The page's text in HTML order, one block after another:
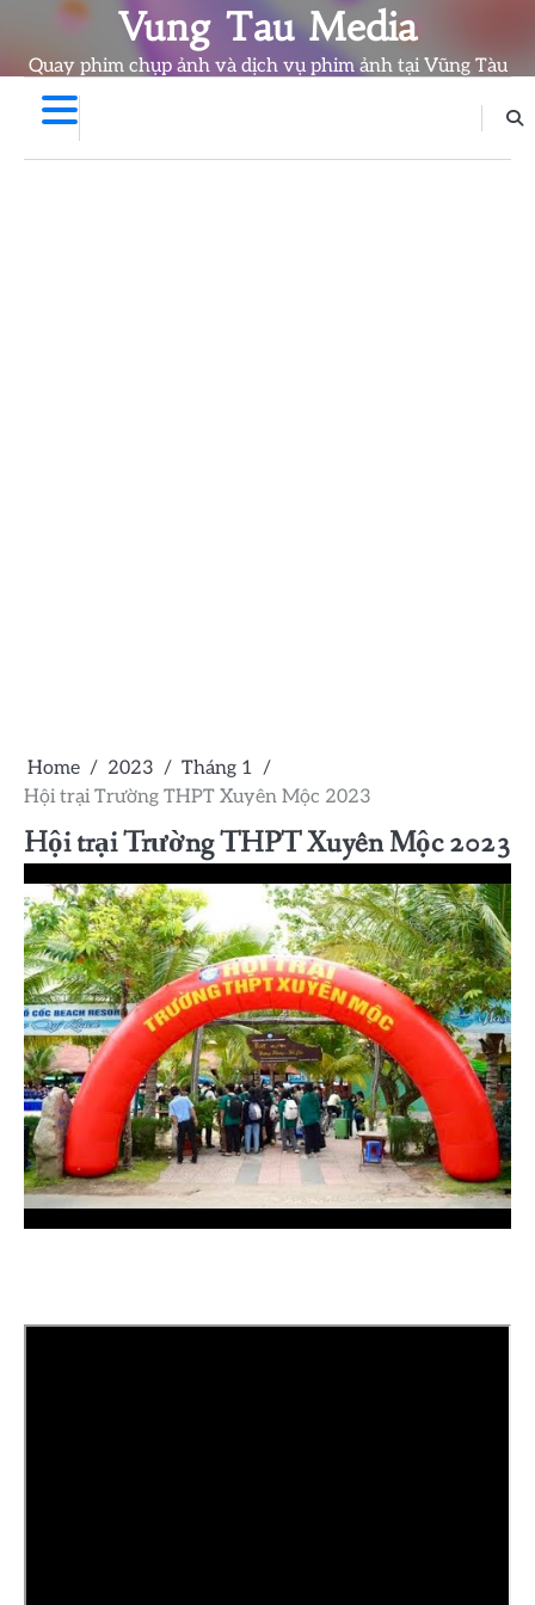
content
Vung Tau Media
Quay phim chụp ảnh và dịch vụ phim ảnh tại Vũng Tàu
Home 2023
Tháng 1
Hội trại Trường THPT Xuyên Mộc 2023
Hội trại Trường THPT Xuyên Mộc 2023